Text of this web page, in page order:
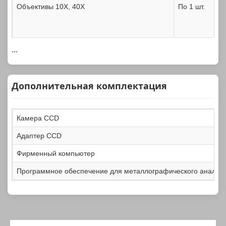
Объективы 10X, 40X По 1 шт.
Окуляр 10X
Зарядное устройство
Алюминиевая упаковочная коробка 1 шт.
```
Дополнительная комплектация
Камера CCD
Адаптер CCD
Фирменный компьютер
Программное обеспечение для металлографического